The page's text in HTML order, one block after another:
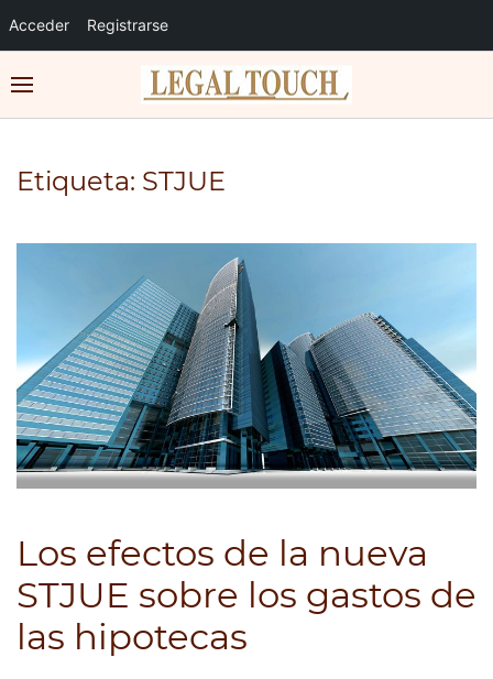
Acceder Registrarse
Etiqueta: STJUE
Los efectos de la nueva
STJUE sobre los gastos de
las hipotecas